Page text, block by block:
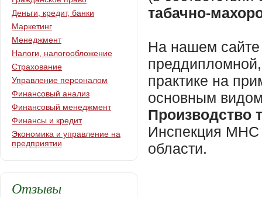
табачно-
На нашем сайте
практике на
основным видом
Производство
Инспекция МНС
области.
Деньги, кредит, банки
Маркетинг
Менеджмент
Налоги, налогообложение
Страхование
Управление персоналом
Финансовый анализ
Финансовый менеджмент
Финансы и кредит
Экономика и управление на
предприятии
Отзывы